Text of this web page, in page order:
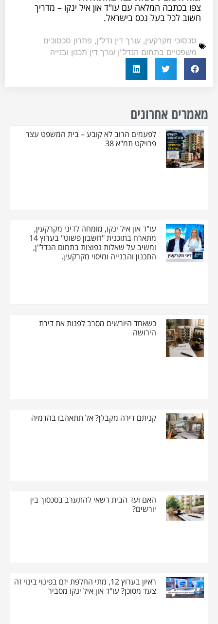
המלאה עם עו"ד און איל ינקו – מדריך
לכל בעל נכס בישראל.
מקרקעין, עורך דין נדל"ן, פתרון סכסוכים
בתחום הנדל"ן עורך דין תכנון ובנייה
אחרונים
לפעמים הרוב לא קובע – בית המשפט עצר
פרויקט תמ"א 38
עו"ד און איל ינקו, מומחה לדיני מקרקעין,
מתארח בתוכנית "חשבון פשוט" בערוץ 14
ומשיב על שאלות נפוצות בתחום הנדל"ן,
התכנון והבנייה ומיסוי מקרקעין.
כשאחד היורשים מסרב לפנות את דירת
הירושה
קניתם דירה מקבלן? אל תתאהבו בהדמיה
האם ועד הבית רשאי להתערב בסכסוך בין
יורשים?
ראיון בערוץ 12, מתי החלפת יזם בפינוי בינוי זה
צעד מסוכן? עו"ד און איל ינקו מסביר